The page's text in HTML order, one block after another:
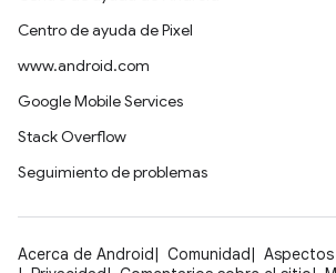
Centro de ayuda de Pixel
www.android.com
Google Mobile Services
Stack Overflow
Seguimiento de problemas
Acerca de Android Comunidad